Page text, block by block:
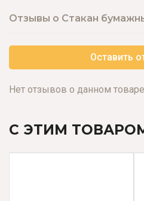
Отзывы о Стакан
Оставить
Нет отзывов о данном
С ЭТИМ